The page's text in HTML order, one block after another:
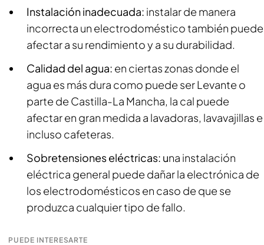
Instalación inadecuada: instalar de manera
incorrecta un electrodoméstico también puede
afectar a su rendimiento y a su durabilidad.
Calidad del agua: en ciertas zonas donde el
agua es más dura como puede ser Levante o
parte de Castilla-La Mancha, la cal puede
afectar en gran medida a lavadoras, lavavajillas e
incluso cafeteras.
Sobretensiones eléctricas: una instalación
eléctrica general puede dañar la electrónica de
los electrodomésticos en caso de que se
produzca cualquier tipo de fallo.
PUEDE INTERESARTE